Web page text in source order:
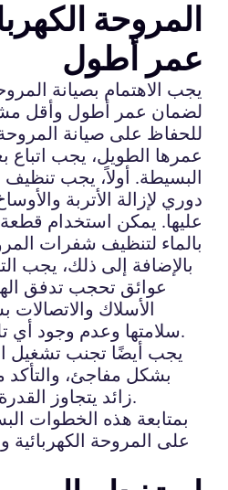
المروحة
عمر أطول
يجب الاهتمام بصيانة
لضمان عمر أطول وأقل
للحفاظ على صيانة
عمرها الطويل، يجب
البسيطة. أولاً، يجب
دوري لإزالة الأتربة
عليها. يمكن استخدام
بالماء لتنظيف شفرات
بالإضافة إلى ذلك، يجب
عوائق تحجب تدفق
الأسلاك
سلامتها وعدم وجود أي تلف أو تلف في العزل.
يجب أيضًا تجنب تشغيل
بشكل مفاجئ، والتأكد
زائد يتجاوز القدرة القصوى المحددة لها.
بمتابعة هذه الخطوات
على المروحة